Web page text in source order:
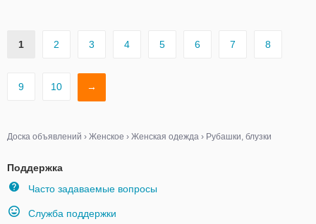
1 2 3 4 5 6 7 8
9 10 →
Доска объявлений › Женское › Женская одежда › Рубашки, блузки
Поддержка
Часто задаваемые вопросы
Служба поддержки